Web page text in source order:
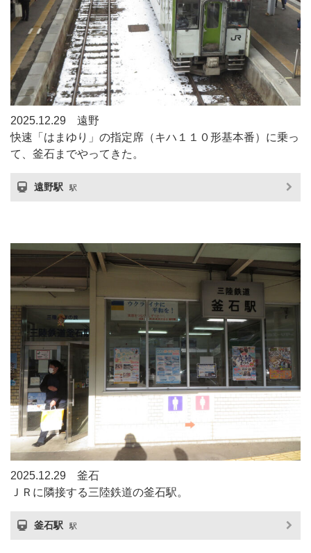
2025.12.29 遠野
快速「はまゆり」の指定席（キハ１１０形基本番）に乗っ
て、釜石までやってきた。
遠野駅 駅
2025.12.29 釜石
ＪＲに隣接する三陸鉄道の釜石駅。
釜石駅 駅